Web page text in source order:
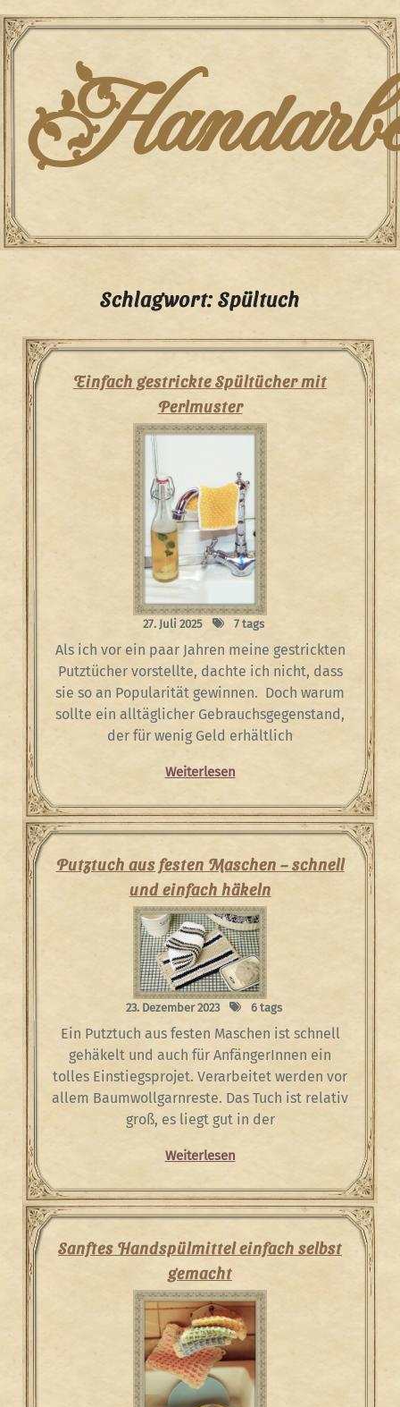
Skip
to
content
Schlagwort:Spültuch
Einfach gestrickte Spültücher mit
Perlmuster
27. Juli 2025 7 tags
Als ich vor ein paar Jahren meine gestrickten
Putztücher vorstellte, dachte ich nicht, dass
sie so an Popularität gewinnen. Doch warum
sollte ein alltäglicher Gebrauchsgegenstand,
der für wenig Geld erhältlich
Weiterlesen
Putztuch aus festen Maschen – schnell
und einfach häkeln
23. Dezember 2023 6 tags
Ein Putztuch aus festen Maschen ist schnell
gehäkelt und auch für AnfängerInnen ein
tolles Einstiegsprojet. Verarbeitet werden vor
allem Baumwollgarnreste. Das Tuch ist relativ
groß, es liegt gut in der
Weiterlesen
Sanftes Handspülmittel einfach selbst
gemacht